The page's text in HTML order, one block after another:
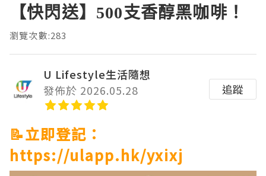
【快閃送】500支香醇黑咖啡！
瀏覽次數:283
U Lifestyle生活隨想
發佈於 2026.05.28
追蹤
📝立即登記：
https://ulapp.hk/yxixj